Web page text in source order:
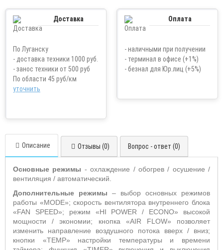
Доставка
По Луганску
- доставка техники 1000 руб.
- занос техники от 500 руб
По области 45 руб/км
уточнить
Оплата
- наличными при получении
- терминал в офисе (+1%)
- безнал для Юр.лиц (+5%)
Описание Отзывы (0) Вопрос - ответ (0)
Основные режимы - охлаждение / обогрев / осушение /
вентиляция / автоматический.
Дополнительные режимы – выбор основных режимов
работы «MODE»;скорость вентилятора внутреннего блока
«FAN SPEED»; режим «HI POWER / ECONO» высокой
мощности / экономии; кнопка «AIR FLOW» позволяет
изменить направление воздушного потока вверх / вниз;
кнопки «TEMP» настройки температуры и времени